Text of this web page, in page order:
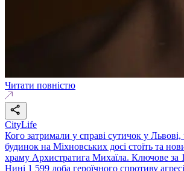
Читати повністю
CityLife
Кого затримали у справі сутичок у
будинок на Міхновських досі стоїть та
храму Архистратига Михаїла. Ключове за
Нині 1 599 доба героїчного спротиву